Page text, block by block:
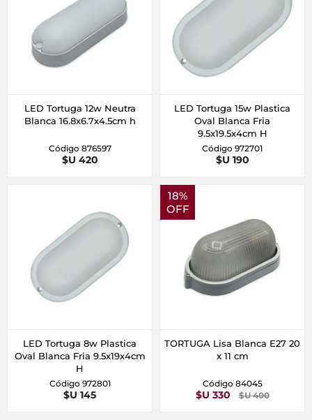
LED Tortuga 12w Neutra
Blanca 16.8x6.7x4.5cm h
Código 876597
$U 420
LED Tortuga 15w Plastica
Oval Blanca Fria
9.5x19.5x4cm H
Código 972701
$U 190
LED Tortuga 8w Plastica
Oval Blanca Fria 9.5x19x4cm
H
Código 972801
$U 145
18%
OFF
TORTUGA Lisa Blanca E27 20
x 11 cm
Código 84045
$U 330 $U 400